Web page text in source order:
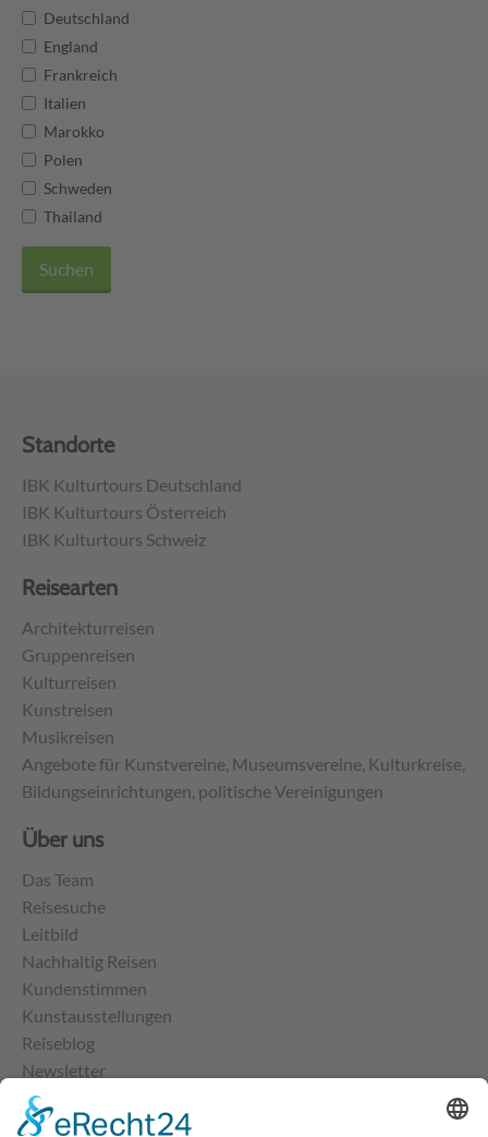
Deutschland
England
Frankreich
Italien
Marokko
Polen
Schweden
Thailand
Suchen
Standorte
IBK Kulturtours Deutschland
IBK Kulturtours Österreich
IBK Kulturtours Schweiz
Reisearten
Architekturreisen
Gruppenreisen
Kulturreisen
Kunstreisen
Musikreisen
Angebote für Kunstvereine, Museumsvereine, Kulturkreise,
Bildungseinrichtungen, politische Vereinigungen
Über uns
Das Team
Reisesuche
Leitbild
Nachhaltig Reisen
Kundenstimmen
Kunstausstellungen
Reiseblog
Newsletter
Kontakt
Impressum